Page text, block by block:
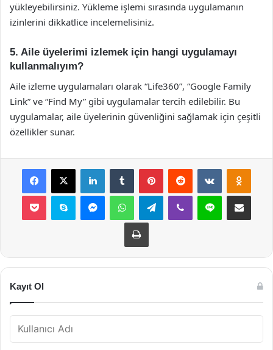
yükleyebilirsiniz. Yükleme işlemi sırasında uygulamanın
izinlerini dikkatlice incelemelisiniz.
5. Aile üyelerimi izlemek için hangi uygulamayı
kullanmalıyım?
Aile izleme uygulamaları olarak “Life360”, “Google Family
Link” ve “Find My” gibi uygulamalar tercih edilebilir. Bu
uygulamalar, aile üyelerinin güvenliğini sağlamak için çeşitli
özellikler sunar.
Facebook
X LinkedInTumblr PinterestReddit VKontakte
Pocket Skype MessengerWhatsAppTelegramViber Line E-Posta ile
Yazdır
Kayıt Ol